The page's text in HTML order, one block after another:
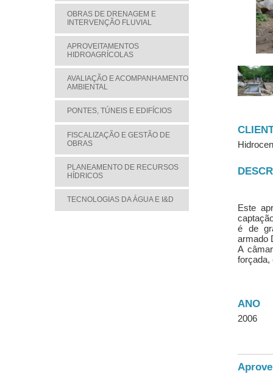
OBRAS DE DRENAGEM E
INTERVENÇÃO FLUVIAL
APROVEITAMENTOS
HIDROAGRÍCOLAS
AVALIAÇÃO E ACOMPANHAMENTO
AMBIENTAL
PONTES, TÚNEIS E EDIFÍCIOS
FISCALIZAÇÃO E GESTÃO DE
OBRAS
PLANEAMENTO DE RECURSOS
HÍDRICOS
TECNOLOGIAS DA ÁGUA E I&D
Este
é de
armado
A
forçada,
ANO
2006